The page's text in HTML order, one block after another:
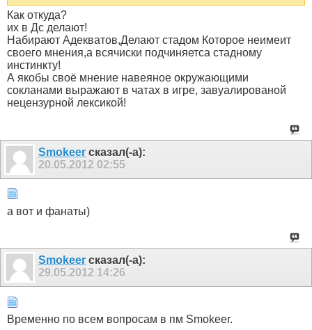
Как откуда?
их в Дс делают!
Набирают Адекватов,Делают стадом Которое неимеит
своего мнения,а всячиски подчиняетса стадному
инстинкту!
А якобы своё мнение навеяное окружающими
сокланами выражают в чатах в игре, завуалированой
нецензурной лексикой!
Smokeer сказал(-а):
20.05.2012 02:55
а вот и фанаты)
Smokeer сказал(-а):
29.05.2012 14:26
Временно по всем вопросам в пм Smokeer.